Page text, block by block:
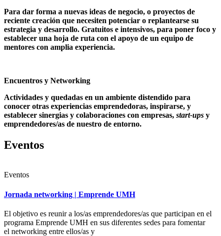
Para dar forma a nuevas ideas de negocio, o proyectos de
reciente creación que necesiten potenciar o replantearse su
estrategia y desarrollo. Gratuitos e intensivos, para poner foco y
establecer una hoja de ruta con el apoyo de un equipo de
mentores con amplia experiencia.
Encuentros y Networking
Actividades y quedadas en un ambiente distendido para
conocer otras experiencias emprendedoras, inspirarse, y
establecer sinergias y colaboraciones con empresas, start-ups y
emprendedores/as de nuestro de entorno.
Eventos
Eventos
Jornada networking | Emprende UMH
El objetivo es reunir a los/as emprendedores/as que participan en el
programa Emprende UMH en sus diferentes sedes para fomentar
el networking entre ellos/as y